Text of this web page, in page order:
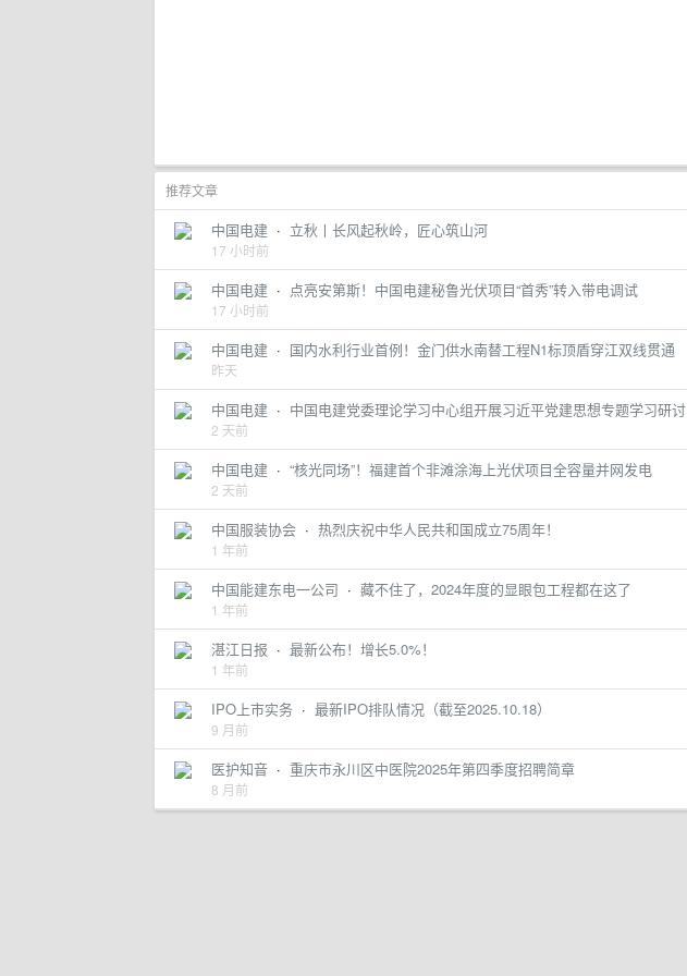
推荐文章
中国电建 · 立秋丨长风起秋岭，匠心筑山河
17 小时前
中国电建 · 点亮安第斯！中国电建秘鲁光伏项目“首秀”转入带电调试
17 小时前
中国电建 · 国内水利行业首例！金门供水南替工程N1标顶盾穿江双线贯通
昨天
中国电建 · 中国电建党委理论学习中心组开展习近平党建思想专题学习研讨
2 天前
中国电建 · “核光同场”！福建首个非滩涂海上光伏项目全容量并网发电
2 天前
中国服装协会 · 热烈庆祝中华人民共和国成立75周年！
1 年前
中国能建东电一公司 · 藏不住了，2024年度的显眼包工程都在这了
1 年前
湛江日报 · 最新公布！增长5.0%！
1 年前
IPO上市实务 · 最新IPO排队情况（截至2025.10.18）
9 月前
医护知音 · 重庆市永川区中医院2025年第四季度招聘简章
8 月前